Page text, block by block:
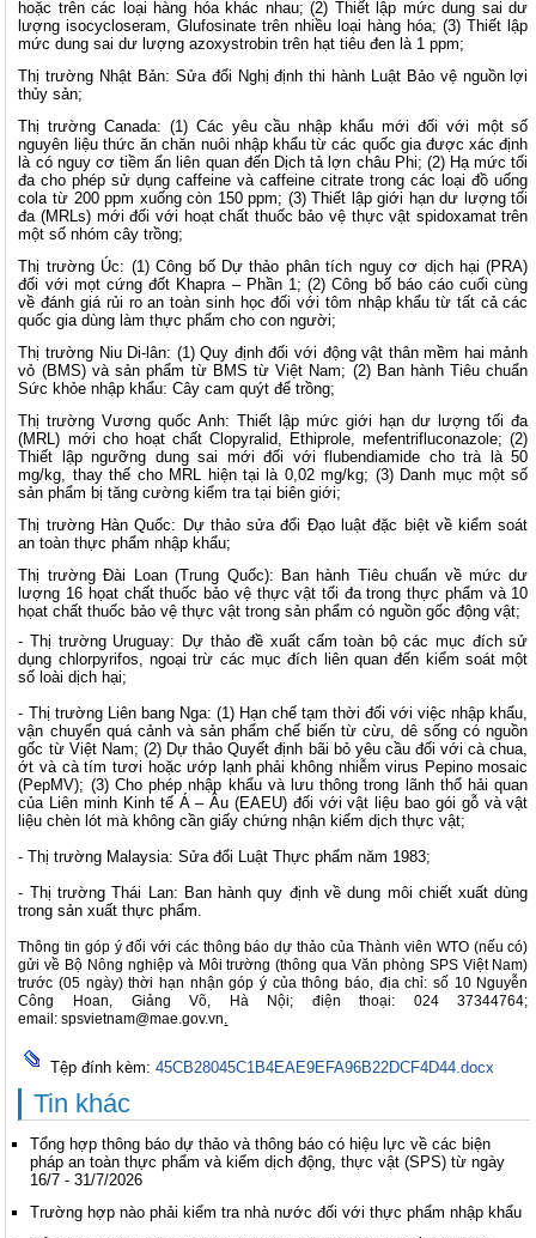
hoặc trên các loại hàng hóa khác nhau; (2) Thiết lập mức dung sai dư
lượng isocycloseram, Glufosinate trên nhiều loại hàng hóa; (3) Thiết lập
mức dung sai dư lượng azoxystrobin trên hạt tiêu đen là 1 ppm;
Thị trường Nhật Bản: Sửa đổi Nghị định thi hành Luật Bảo vệ nguồn lợi
thủy sản;
Thị trường Canada: (1) Các yêu cầu nhập khẩu mới đối với một số
nguyên liệu thức ăn chăn nuôi nhập khẩu từ các quốc gia được xác định
là có nguy cơ tiềm ẩn liên quan đến Dịch tả lợn châu Phi; (2) Hạ mức tối
đa cho phép sử dụng caffeine và caffeine citrate trong các loại đồ uống
cola từ 200 ppm xuống còn 150 ppm; (3) Thiết lập giới hạn dư lượng tối
đa (MRLs) mới đối với hoạt chất thuốc bảo vệ thực vật spidoxamat trên
một số nhóm cây trồng;
Thị trường Úc: (1) Công bố Dự thảo phân tích nguy cơ dịch hại (PRA)
đối với mọt cứng đốt Khapra – Phần 1; (2) Công bố báo cáo cuối cùng
về đánh giá rủi ro an toàn sinh học đối với tôm nhập khẩu từ tất cả các
quốc gia dùng làm thực phẩm cho con người;
Thị trường Niu Di-lân: (1) Quy định đối với động vật thân mềm hai mảnh
vỏ (BMS) và sản phẩm từ BMS từ Việt Nam; (2) Ban hành Tiêu chuẩn
Sức khỏe nhập khẩu: Cây cam quýt để trồng;
Thị trường Vương quốc Anh: Thiết lập mức giới hạn dư lượng tối đa
(MRL) mới cho hoạt chất Clopyralid, Ethiprole, mefentrifluconazole; (2)
Thiết lập ngưỡng dung sai mới đối với flubendiamide cho trà là 50
mg/kg, thay thế cho MRL hiện tại là 0,02 mg/kg; (3) Danh mục một số
sản phẩm bị tăng cường kiểm tra tại biên giới;
Thị trường Hàn Quốc: Dự thảo sửa đổi Đạo luật đặc biệt về kiểm soát
an toàn thực phẩm nhập khẩu;
Thị trường Đài Loan (Trung Quốc): Ban hành Tiêu chuẩn về mức dư
lượng 16 họat chất thuốc bảo vệ thực vật tối đa trong thực phẩm và 10
họat chất thuốc bảo vệ thực vật trong sản phẩm có nguồn gốc động vật;
- Thị trường Uruguay: Dự thảo đề xuất cấm toàn bộ các mục đích sử
dụng chlorpyrifos, ngoại trừ các mục đích liên quan đến kiểm soát một
số loài dịch hại;
- Thị trường Liên bang Nga: (1) Hạn chế tạm thời đối với việc nhập khẩu,
vận chuyển quá cảnh và sản phẩm chế biến từ cừu, dê sống có nguồn
gốc từ Việt Nam; (2) Dự thảo Quyết định bãi bỏ yêu cầu đối với cà chua,
ớt và cà tím tươi hoặc ướp lạnh phải không nhiễm virus Pepino mosaic
(PepMV); (3) Cho phép nhập khẩu và lưu thông trong lãnh thổ hải quan
của Liên minh Kinh tế Á – Âu (EAEU) đối với vật liệu bao gói gỗ và vật
liệu chèn lót mà không cần giấy chứng nhận kiểm dịch thực vật;
- Thị trường Malaysia: Sửa đổi Luật Thực phẩm năm 1983;
- Thị trường Thái Lan: Ban hành quy định về dung môi chiết xuất dùng
trong sản xuất thực phẩm.
Thông tin góp ý đối với các thông báo dự thảo của Thành viên WTO (nếu có)
gửi về Bộ Nông nghiệp và Môi trường (thông qua Văn phòng SPS Việt Nam)
trước (05 ngày) thời hạn nhận góp ý của thông báo, địa chỉ: số 10 Nguyễn
Công Hoan, Giảng Võ, Hà Nội; điện thoại: 024 37344764;
email:spsvietnam@mae.gov.vn.
Tệp đính kèm: 45CB28045C1B4EAE9EFA96B22DCF4D44.docx
Tin khác
Tổng hợp thông báo dự thảo và thông báo có hiệu lực về các biện
pháp an toàn thực phẩm và kiểm dịch động, thực vật (SPS) từ ngày
16/7 - 31/7/2026
Trường hợp nào phải kiểm tra nhà nước đối với thực phẩm nhập khẩu